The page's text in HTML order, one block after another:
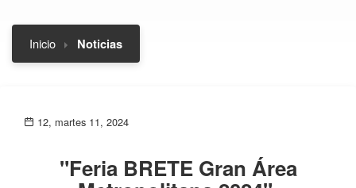
Inicio Noticias
12, martes 11, 2024
"Feria BRETE Gran Área